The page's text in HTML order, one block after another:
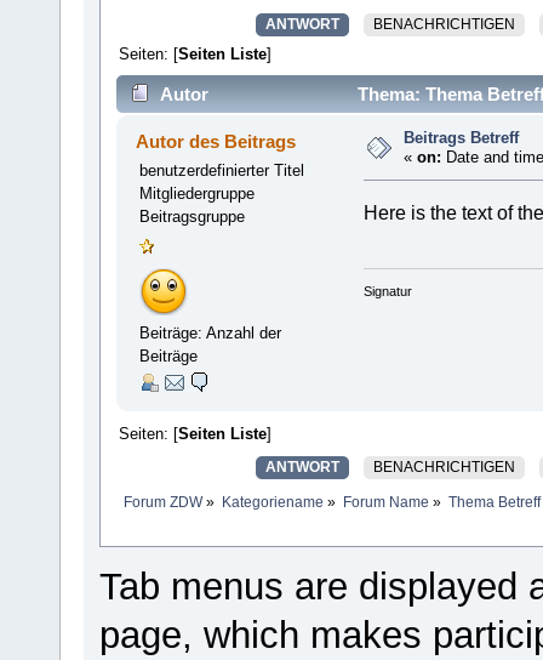
ANTWORT BENACHRICHTIGEN
Seiten: [Seiten Liste]
Autor Thema: Thema
Autor des Beitrags
benutzerdefinierter Titel
Mitgliedergruppe
Beitragsgruppe
Beiträge: Anzahl der
Beiträge
Beitrags Betreff
« on: Date and
Here is the text of
Signatur
Seiten: [Seiten Liste]
ANTWORT BENACHRICHTIGEN
Forum ZDW» Kategoriename » Forum Name » Thema Betreff
Tab menus are displayed
page, which makes